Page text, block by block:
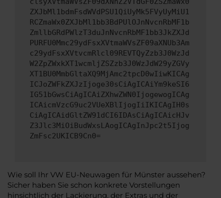
ZXJbMl1bdmFsdWVdPSU1QiUyMk5FVyUyMiU1
RCZmaWx0ZXJbMl1bb3BdPUlOJnNvcnRbMF1b
ZmllbGRdPWlzT3duJnNvcnRbMF1bb3JkZXJd
PURFU0Mmc29ydFsxXVtmaWVsZF09aXNUb3Am
c29ydFsxXVtvcmRlcl09REVTQyZzb3J0WzJd
W2ZpZWxkXT1wcmljZSZzb3J0WzJdW29yZGVy
XT1BU0MmbGltaXQ9MjAmc2tpcD0wIiwKICAg
ICJoZWFkZXJzIjoge30sCiAgICAiYm9keSI6
IG51bGwsCiAgICAiZXhwZWN0IjogewogICAg
ICAicmVzcG9uc2VUeXBlIjogIiIKICAgIH0s
CiAgICAidGltZW91dCI6IDAsCiAgICAicHJv
Z3Jlc3MiOiBudWxsLAogICAgInJpc2t5Ijog
ZmFsc2UKICB9Cn0=
Wie soll Ihr VW EU-Neuwagen für Münster aussehen?
Sicher haben Sie schon konkrete Vorstellungen
hinsichtlich der Lackierung, der Extras und der